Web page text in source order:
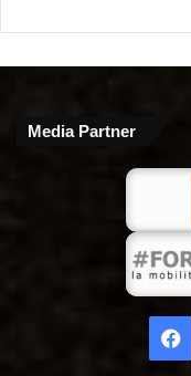
Media Partner